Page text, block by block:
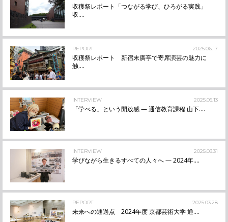
収穫祭レポート「つながる学び、ひろがる実践」
収....
REPORT 2025.06.17
収穫祭レポート 新宿末廣亭で寄席演芸の魅力に
触....
INTERVIEW 2025.05.13
「学べる」という開放感 — 通信教育課程 山下....
INTERVIEW 2025.03.31
学びながら生きるすべての人々へ — 2024年....
REPORT 2025.03.28
未来への通過点 2024年度 京都芸術大学 通....